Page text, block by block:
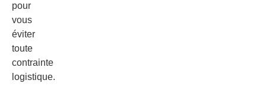
pour
vous
éviter
toute
contrainte
logistique.